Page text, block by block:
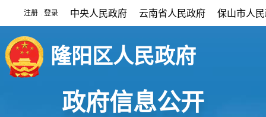
注册 登录 中央人民政府 云南省人民政府 保山市人
隆阳区人民政府
政府信息公开